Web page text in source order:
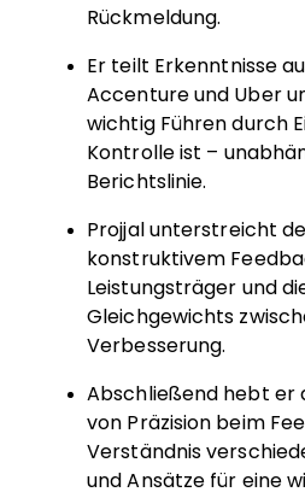
Rückmeldung.
Er teilt Erkenntnisse
Accenture und Uber
wichtig Führen durch
Kontrolle ist –
Berichtslinie.
Projjal unterstreicht
konstruktivem
Leistungsträger und
Gleichgewichts
Verbesserung.
Abschließend hebt er
von Präzision beim
Verständnis
und Ansätze für eine